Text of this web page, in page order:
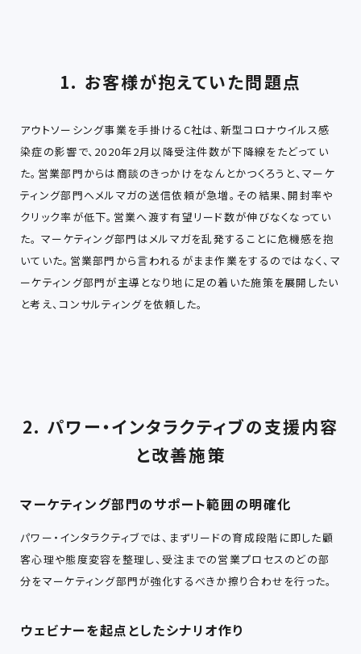
1. お客様が抱えていた問題点
アウトソーシング事業を手掛けるC社は、新型コロナウイルス感
染症の影響で、2020年2月以降受注件数が下降線をたどってい
た。営業部門からは商談のきっかけをなんとかつくろうと、マーケ
ティング部門へメルマガの送信依頼が急増。その結果、開封率や
クリック率が低下。営業へ渡す有望リード数が伸びなくなってい
た。 マーケティング部門はメルマガを乱発することに危機感を抱
いていた。営業部門から言われるがまま作業をするのではなく、マ
ーケティング部門が主導となり地に足の着いた施策を展開したい
と考え、コンサルティングを依頼した。
2. パワー・インタラクティブの支援内容
と改善施策
マーケティング部門のサポート範囲の明確化
パワー・インタラクティブでは、まずリードの育成段階に即した顧
客心理や態度変容を整理し、受注までの営業プロセスのどの部
分をマーケティング部門が強化するべきか擦り合わせを行った。
ウェビナーを起点としたシナリオ作り